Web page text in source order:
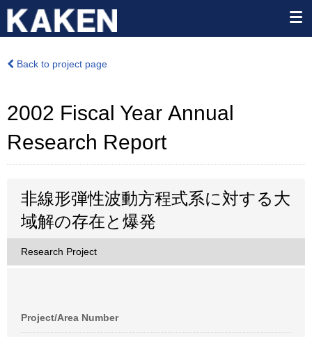
Back to project page
2002 Fiscal Year Annual
Research Report
非線形弾性波動方程式系に対する大
域解の存在と爆発
Research Project
Project/Area Number